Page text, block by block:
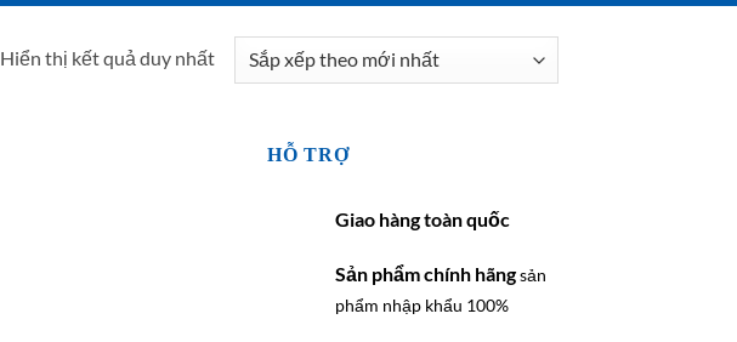
Hiển thị kết quả duy nhất
HỖ TRỢ
Giao hàng toàn quốc
Sản phẩm chính hãngsản
phẩm nhập khẩu 100%